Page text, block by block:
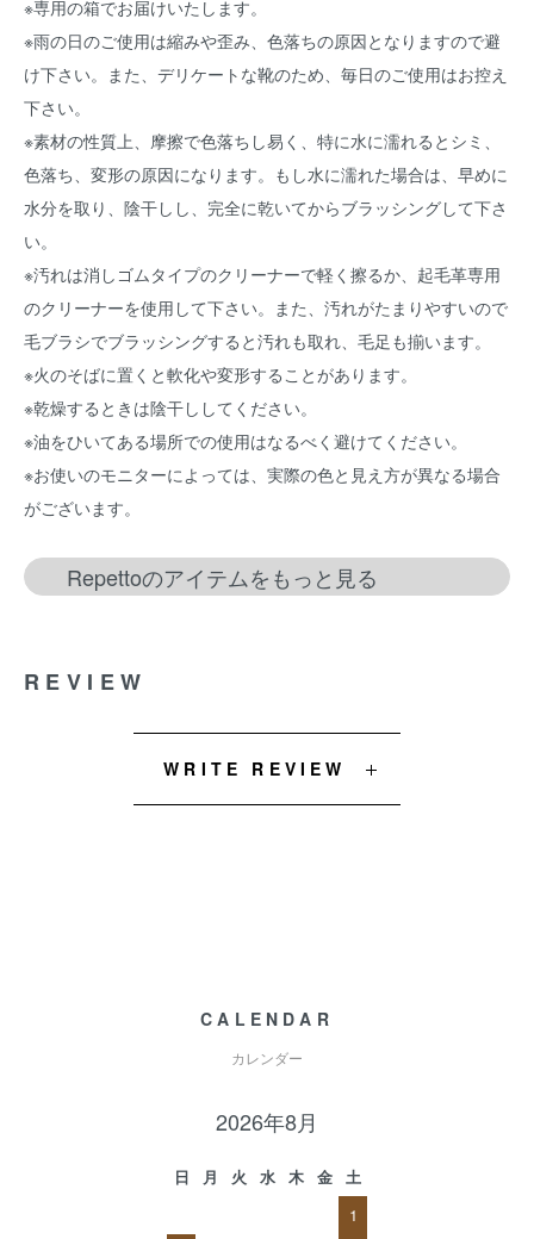
※専用の箱でお届けいたします。
※雨の日のご使用は縮みや歪み、色落ちの原因となりますので避
け下さい。また、デリケートな靴のため、毎日のご使用はお控え
下さい。
※素材の性質上、摩擦で色落ちし易く、特に水に濡れるとシミ、
色落ち、変形の原因になります。もし水に濡れた場合は、早めに
水分を取り、陰干しし、完全に乾いてからブラッシングして下さ
い。
※汚れは消しゴムタイプのクリーナーで軽く擦るか、起毛革専用
のクリーナーを使用して下さい。また、汚れがたまりやすいので
毛ブラシでブラッシングすると汚れも取れ、毛足も揃います。
※火のそばに置くと軟化や変形することがあります。
※乾燥するときは陰干ししてください。
※油をひいてある場所での使用はなるべく避けてください。
※お使いのモニターによっては、実際の色と見え方が異なる場合
がございます。
Repettoのアイテムをもっと見る
REVIEW
WRITE REVIEW
CALENDAR
カレンダー
2026年8月
日 月 火 水 木 金
土
1